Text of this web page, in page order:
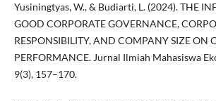
Yusiningtyas, W., & Budiarti, L. (2024). THE
GOOD CORPORATE GOVERNANCE,
RESPONSIBILITY, AND COMPANY SIZE ON
PERFORMANCE. Jurnal Ilmiah Mahasiswa
9(3), 157–170.